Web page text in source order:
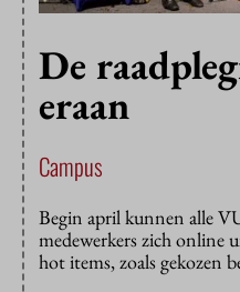
De
eraan
Campus
Begin april kunnen alle
medewerkers zich online
hot items, zoals gekozen